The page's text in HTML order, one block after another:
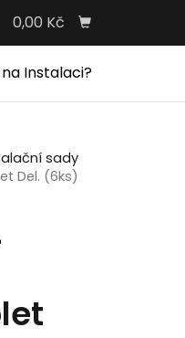
0,00 Kč
Instalaci?
sady
Del. (6ks)